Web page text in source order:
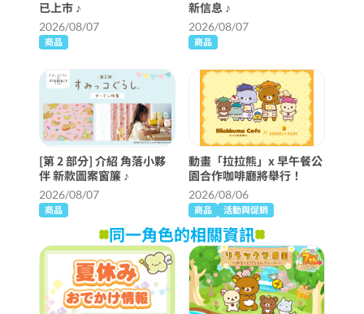
已上市 ♪
2026/08/07
商品
新信息 ♪
2026/08/07
商品
[第 2 部分] 介紹 角落小夥
伴 新款圖案窗簾 ♪
2026/08/07
商品
動畫「拉拉熊」x 早午餐公
園合作咖啡廳將舉行！
2026/08/06
商品 活動與促銷
同一角色的相關資訊